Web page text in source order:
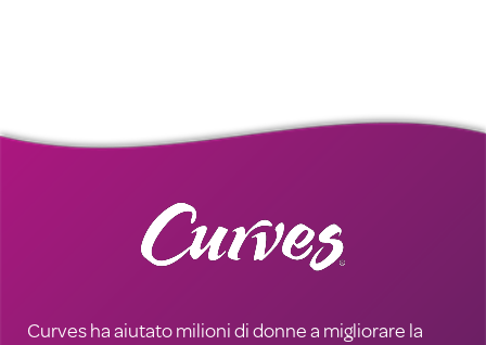
Curves ha aiutato milioni di donne a migliorare la